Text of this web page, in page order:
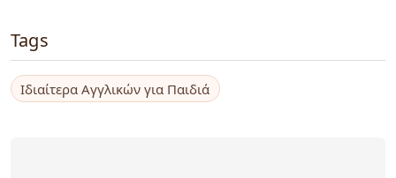
Tags
Ιδιαίτερα Αγγλικών για Παιδιά